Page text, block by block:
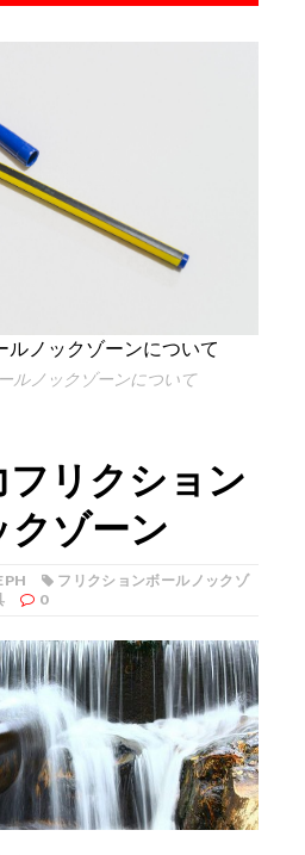
ルノックゾーンについて
ルノックゾーンについて
リクション
クゾーン
フリクションボールノックゾ
0